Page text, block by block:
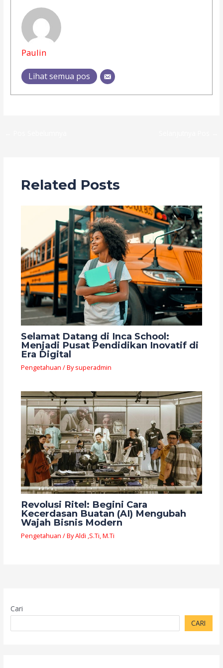
Paulin
Lihat semua pos
Related Posts
Selamat Datang di Inca School:
Menjadi Pusat Pendidikan Inovatif di
Era Digital
Pengetahuan / Bysuperadmin
Revolusi Ritel: Begini Cara
Kecerdasan Buatan (AI) Mengubah
Wajah Bisnis Modern
Pengetahuan / ByAldi ,S.Ti, M.Ti
Cari
CARI